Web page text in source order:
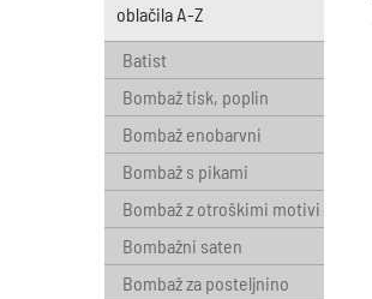
oblačila A-Z
Batist
Bombaž tisk, poplin
Bombaž enobarvni
Bombaž s pikami
Bombaž z otroškimi motivi
Bombažni saten
Bombaž za posteljnino